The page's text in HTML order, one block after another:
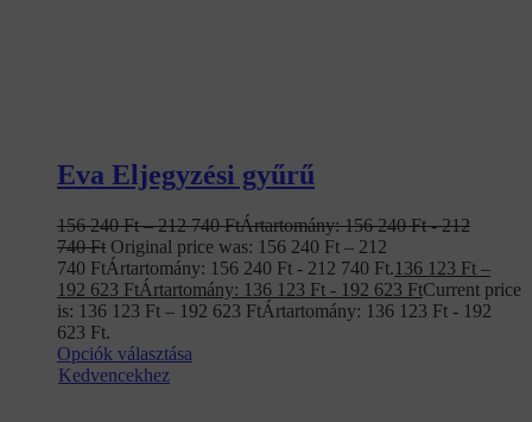
Eva Eljegyzési gyűrű
156 240Ft – 212 740FtÁrtartomány: 156 240 Ft - 212
740 Ft Original price was: 156 240 Ft – 212
740 FtÁrtartomány: 156 240 Ft - 212 740 Ft.136 123 Ft –
192 623 FtÁrtartomány: 136 123 Ft - 192 623 FtCurrent price
is: 136 123 Ft – 192 623 FtÁrtartomány: 136 123 Ft - 192
623 Ft.
Opciók választása
Kedvencekhez